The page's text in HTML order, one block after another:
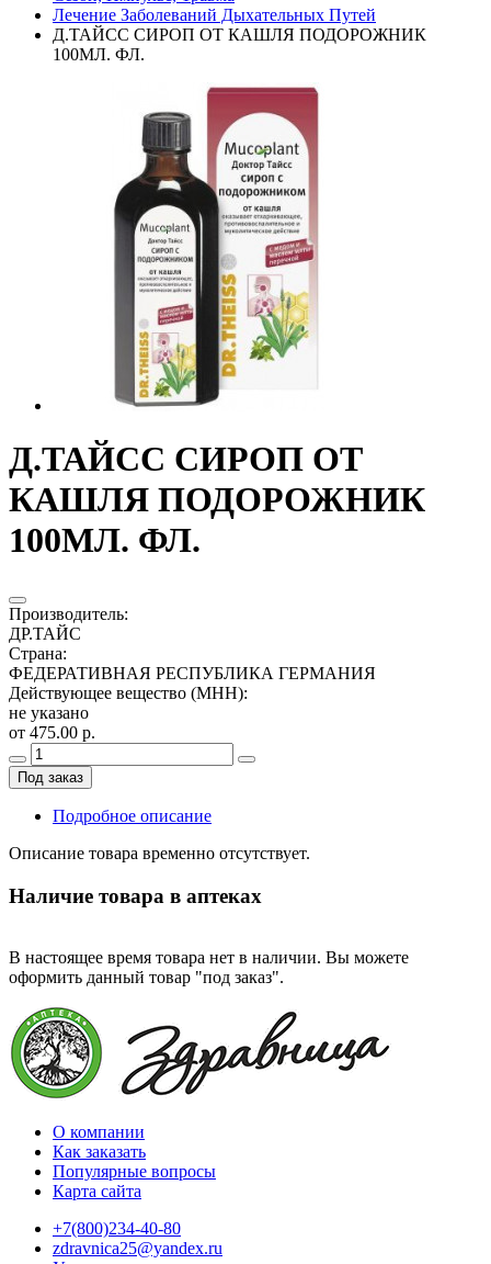
Лечение Заболеваний Дыхательных Путей
Д.ТАЙСС СИРОП ОТ КАШЛЯ ПОДОРОЖНИК
100МЛ. ФЛ.
Д.ТАЙСС СИРОП ОТ
КАШЛЯ ПОДОРОЖНИК
100МЛ. ФЛ.
Производитель:
ДР.ТАЙС
Страна:
ФЕДЕРАТИВНАЯ РЕСПУБЛИКА ГЕРМАНИЯ
Действующее вещество (МНН):
не указано
от 475.00 р.
Под заказ
Подробное описание
Описание товара временно отсутствует.
Наличие товара в аптеках
В настоящее время товара нет в наличии. Вы можете
оформить данный товар "под заказ".
О компании
Как заказать
Популярные вопросы
Карта сайта
+7(800)234-40-80
zdravnica25@yandex.ru